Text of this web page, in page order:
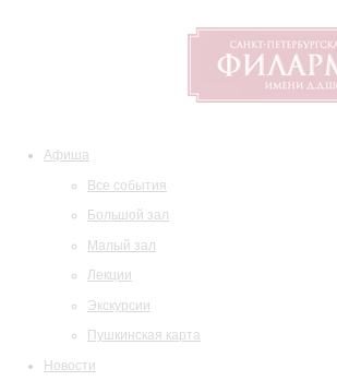
Афиша
Все события
Большой зал
Малый зал
Лекции
Экскурсии
Пушкинская карта
Новости